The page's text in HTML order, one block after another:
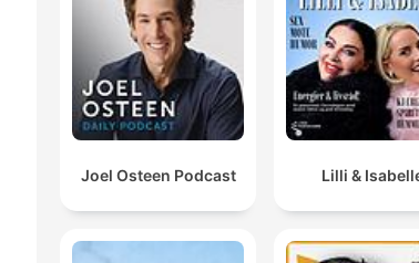
Joel Osteen Podcast Lilli &